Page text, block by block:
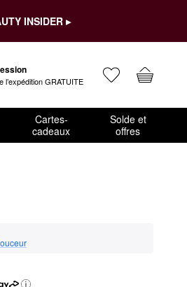
INSIDER ▸
l’expédition GRATUITE
Cartes-
cadeaux
Solde et
offres